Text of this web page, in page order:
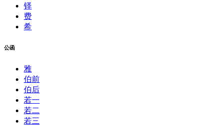
铎
费
希
公函
雅
伯前
伯后
若一
若二
若三